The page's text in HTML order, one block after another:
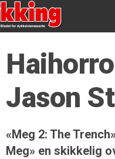
Jason
«Meg 2: The
Meg» en skikkelig